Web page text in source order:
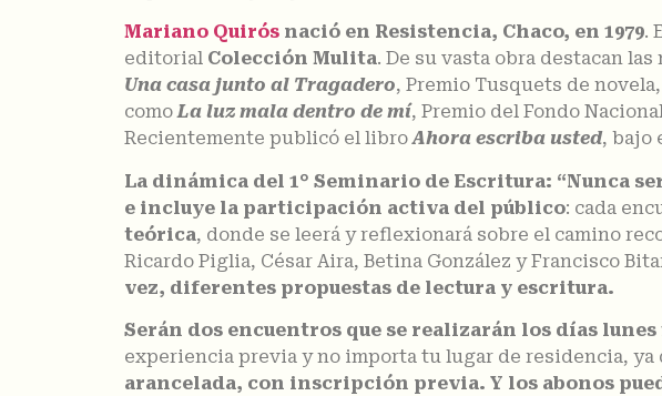
Mariano Quirós nació en Resistencia, Chaco, en 1979.
editorial Colección Mulita. De su vasta obra destacan
Una casa junto al Tragadero, Premio Tusquets de
comoLa luz mala dentro de mí, Premio del Fondo
Recientemente publicó el libroAhora escriba usted, bajo
La dinámica del 1° Seminario de Escritura: “Nunca
e incluye la participación activa del público: cada
teórica, donde se leerá y reflexionará sobre el camino
Ricardo Piglia, César Aira, Betina González y Francisco
vez, diferentes propuestas de lectura y escritura.
Serán dos encuentros que se realizarán los días lunes
experiencia previa y no importa tu lugar de residencia,
arancelada, con inscripción previa. Y los abonos